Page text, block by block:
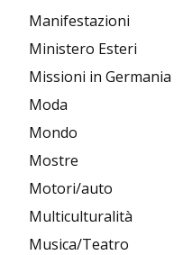
Manifestazioni
Ministero Esteri
Missioni in Germania
Moda
Mondo
Mostre
Motori/auto
Multiculturalità
Musica/Teatro